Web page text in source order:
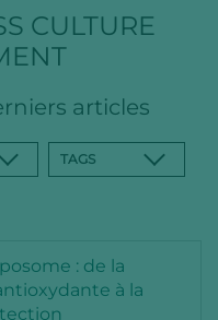
CULTURE
articles
TAGS
: de la
à la